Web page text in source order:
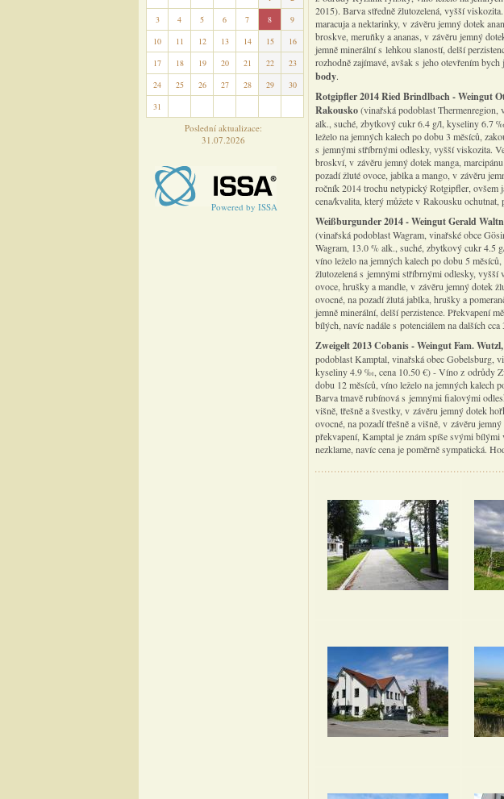
3
4 5 6 7 8
9
10
11 12 13 14 15
16
17
18 19 20 21 22
23
24
25 26 27 28 29
30
31
Poslední aktualizace:
31.07.2026
Powered by ISSA
2015). Barva středně žlutozelená, vyšší
maracuja a nektarinky, v závěru jemný dotek
broskve, meruňky a ananas, v závěru jemný
jemně minerální s lehkou slaností, delší
rozhodně zajímavé, avšak s jeho otevřením
body.
Rotgipfler 2014 Ried Brindlbach - Weingut
Rakousko(vinařská podoblast
alk., suché, zbytkový cukr 6.4 g/l, kyseliny 6.7
leželo na jemných kalech po dobu 3 měsíců,
s jemnými stříbrnými odlesky, vyšší viskozita.
broskví, v závěru jemný dotek manga,
pozadí žluté ovoce, jablka a mango, v závěru
ročník 2014 trochu netypický Rotgipfler, ovšem
cena/kvalita, který můžete v Rakousku
Weißburgunder 2014 - Weingut Gerald
(vinařská podoblast Wagram, vinařské obce
Wagram, 13.0 % alk., suché, zbytkový cukr
víno leželo na jemných kalech po dobu 5
žlutozelená s jemnými stříbrnými odlesky, vyšší
ovoce, hrušky a mandle, v závěru jemný dotek
ovocné, na pozadí žlutá jablka, hrušky a
jemně minerální, delší perzistence. Překvapení
bílých, navíc nadále s potenciálem na dalších
Zweigelt 2013 Cobanis - Weingut Fam.
podoblast Kamptal, vinařská obec Gobelsburg,
kyseliny 4.9 ‰, cena 10.50 €) - Víno z odrůdy
dobu 12 měsíců, víno leželo na jemných kalech
Barva tmavě rubínová s jemnými fialovými
višně, třešně a švestky, v závěru jemný dotek
ovocné, na pozadí třešně a višně, v závěru
překvapení, Kamptal je znám spíše svými
nezklame, navíc cena je poměrně sympatická.